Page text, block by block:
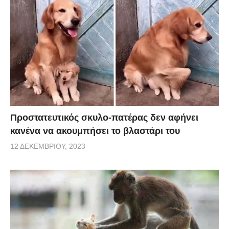
Προστατευτικός σκυλο-πατέρας δεν αφήνει
κανένα να ακουμπήσει το βλαστάρι του
12 ΔΕΚΕΜΒΡΊΟΥ, 2023